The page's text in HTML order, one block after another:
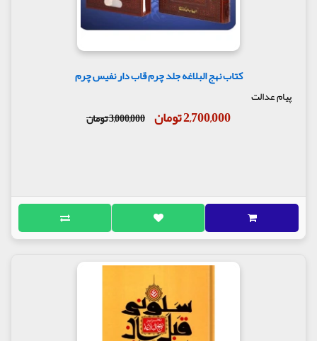
کتاب نهج البلاغه جلد چرم قاب دار نفیس چرم
پیام عدالت
2,700,000 تومان 3,000,000 تومان